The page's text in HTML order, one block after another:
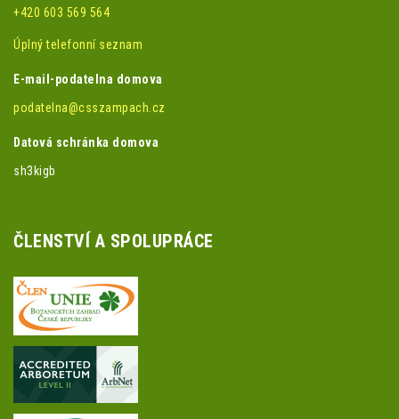
+420 603 569 564
Úplný telefonní seznam
E-mail-podatelna domova
podatelna@csszampach.cz
Datová schránka domova
sh3kigb
ČLENSTVÍ A SPOLUPRÁCE